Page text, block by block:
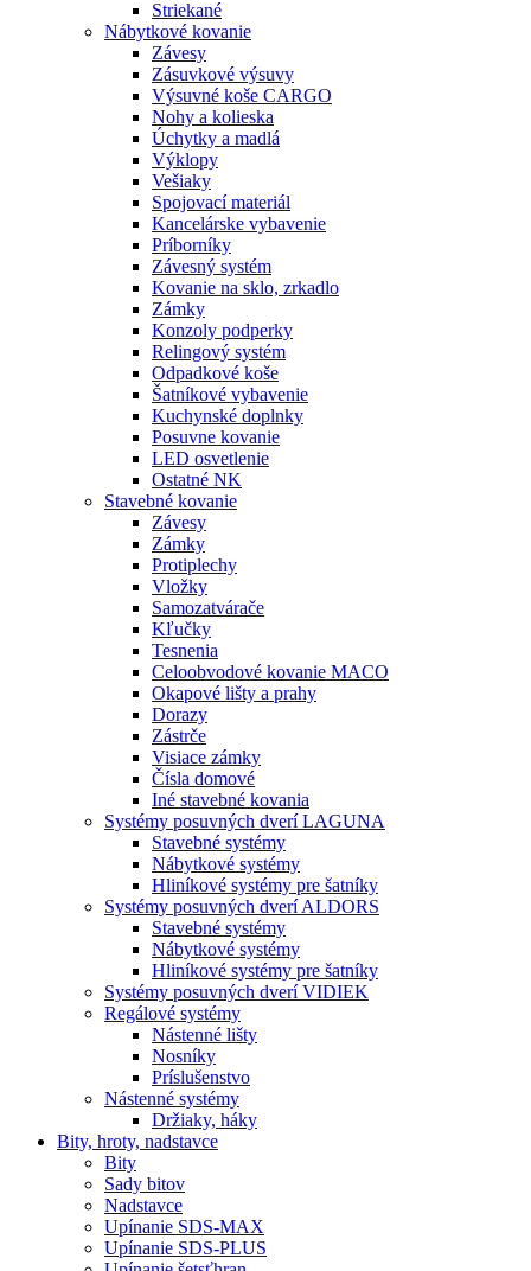
Striekané
Nábytkové kovanie
Závesy
Zásuvkové výsuvy
Výsuvné koše CARGO
Nohy a kolieska
Úchytky a madlá
Výklopy
Vešiaky
Spojovací materiál
Kancelárske vybavenie
Príborníky
Závesný systém
Kovanie na sklo, zrkadlo
Zámky
Konzoly podperky
Relingový systém
Odpadkové koše
Šatníkové vybavenie
Kuchynské doplnky
Posuvne kovanie
LED osvetlenie
Ostatné NK
Stavebné kovanie
Závesy
Zámky
Protiplechy
Vložky
Samozatvárače
Kľučky
Tesnenia
Celoobvodové kovanie MACO
Okapové lišty a prahy
Dorazy
Zástrče
Visiace zámky
Čísla domové
Iné stavebné kovania
Systémy posuvných dverí LAGUNA
Stavebné systémy
Nábytkové systémy
Hliníkové systémy pre šatníky
Systémy posuvných dverí ALDORS
Stavebné systémy
Nábytkové systémy
Hliníkové systémy pre šatníky
Systémy posuvných dverí VIDIEK
Regálové systémy
Nástenné lišty
Nosníky
Príslušenstvo
Nástenné systémy
Držiaky, háky
Bity, hroty, nadstavce
Bity
Sady bitov
Nadstavce
Upínanie SDS-MAX
Upínanie SDS-PLUS